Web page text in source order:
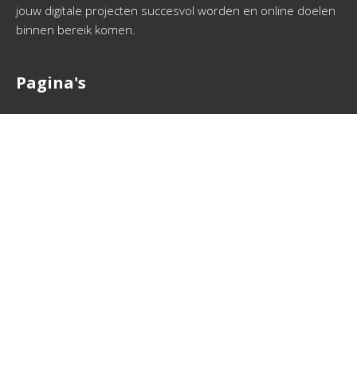
jouw digitale projecten succesvol worden en online doelen
binnen bereik komen.
Pagina's